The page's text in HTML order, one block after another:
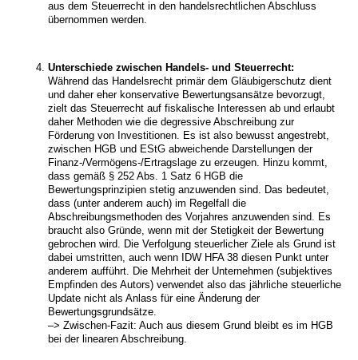
aus dem Steuerrecht in den handelsrechtlichen Abschluss
übernommen werden.
Unterschiede zwischen Handels- und Steuerrecht:
Während das Handelsrecht primär dem Gläubigerschutz dient
und daher eher konservative Bewertungsansätze bevorzugt,
zielt das Steuerrecht auf fiskalische Interessen ab und erlaubt
daher Methoden wie die degressive Abschreibung zur
Förderung von Investitionen. Es ist also bewusst angestrebt,
zwischen HGB und EStG abweichende Darstellungen der
Finanz-/Vermögens-/Ertragslage zu erzeugen. Hinzu kommt,
dass gemäß § 252 Abs. 1 Satz 6 HGB die
Bewertungsprinzipien stetig anzuwenden sind. Das bedeutet,
dass (unter anderem auch) im Regelfall die
Abschreibungsmethoden des Vorjahres anzuwenden sind. Es
braucht also Gründe, wenn mit der Stetigkeit der Bewertung
gebrochen wird. Die Verfolgung steuerlicher Ziele als Grund ist
dabei umstritten, auch wenn IDW HFA 38 diesen Punkt unter
anderem aufführt. Die Mehrheit der Unternehmen (subjektives
Empfinden des Autors) verwendet also das jährliche steuerliche
Update nicht als Anlass für eine Änderung der
Bewertungsgrundsätze.
–> Zwischen-Fazit: Auch aus diesem Grund bleibt es im HGB
bei der linearen Abschreibung.